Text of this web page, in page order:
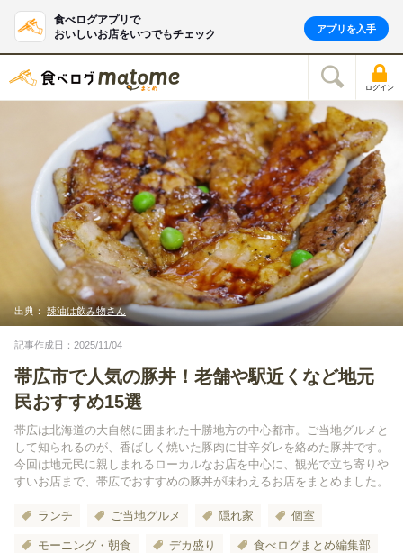
食べログアプリで
おいしいお店をいつでもチェック
アプリを入手
ログイン
出典： 辣油は飲み物さん
記事作成日：2025/11/04
帯広市で人気の豚丼！老舗や駅近くなど地元
民おすすめ15選
帯広は北海道の大自然に囲まれた十勝地方の中心都市。ご当地グルメと
して知られるのが、香ばしく焼いた豚肉に甘辛ダレを絡めた豚丼です。
今回は地元民に親しまれるローカルなお店を中心に、観光で立ち寄りや
すいお店まで、帯広でおすすめの豚丼が味わえるお店をまとめました。
ランチ ご当地グルメ 隠れ家 個室
モーニング・朝食 デカ盛り 食べログまとめ編集部